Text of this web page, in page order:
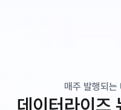
매주 발행되는
데이터라이즈